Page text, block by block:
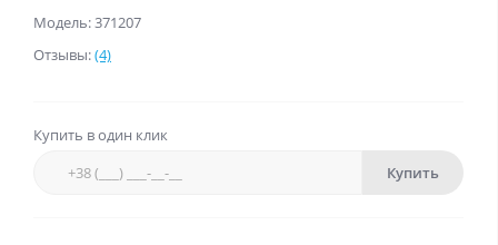
Модель: 371207
Отзывы:(4)
Купить в один клик
Купить